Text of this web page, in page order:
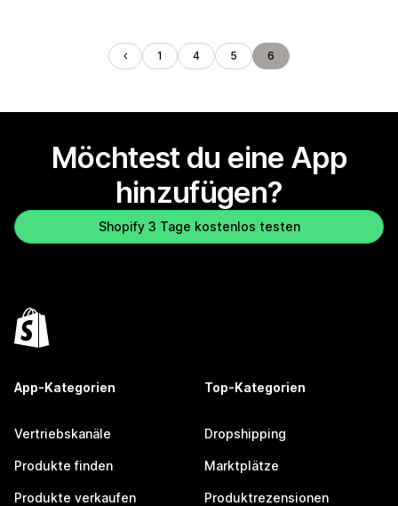
1 4 5 6
Möchtest du eine App
hinzufügen?
Shopify 3 Tage kostenlos testen
App-Kategorien
Vertriebskanäle
Produkte finden
Produkte verkaufen
Top-Kategorien
Dropshipping
Marktplätze
Produktrezensionen